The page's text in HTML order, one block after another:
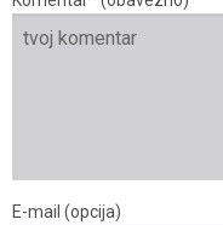
E-mail (opcija)